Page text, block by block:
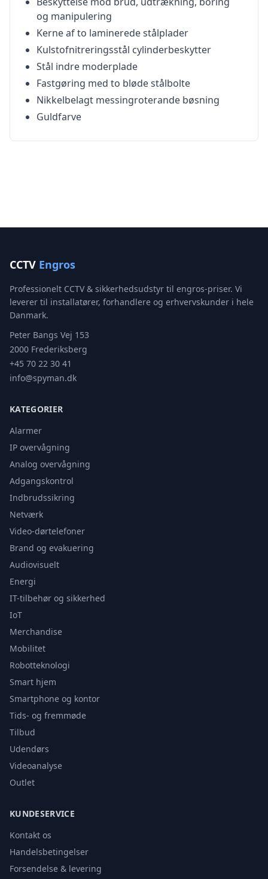
og manipulering
Kerne af to laminerede stålplader
Kulstofnitreringsstål cylinderbeskytter
Stål indre moderplade
Fastgøring med to bløde stålbolte
Nikkelbelagt messingroterande bøsning
Guldfarve
CCTV Engros
Professionelt CCTV & sikkerhedsudstyr til engros-priser. Vi
leverer til installatører, forhandlere og erhvervskunder i hele
Danmark.
Peter Bangs Vej 153
2000 Frederiksberg
+45 70 22 30 41
info@spyman.dk
KATEGORIER
Alarmer
IP overvågning
Analog overvågning
Adgangskontrol
Indbrudssikring
Netværk
Video-dørtelefoner
Brand og evakuering
Audiovisuelt
Energi
IT-tilbehør og sikkerhed
IoT
Merchandise
Mobilitet
Robotteknologi
Smart hjem
Smartphone og kontor
Tids- og fremmøde
Tilbud
Udendørs
Videoanalyse
Outlet
KUNDESERVICE
Kontakt os
Handelsbetingelser
Forsendelse & levering